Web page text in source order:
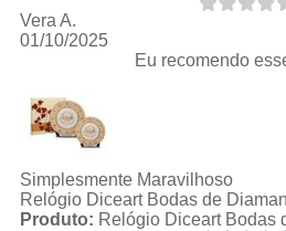
Vera A.
01/10/2025
Eu recomendo
Simplesmente Maravilhoso
Relógio Diceart Bodas de
Produto: Relógio Diceart Bodas